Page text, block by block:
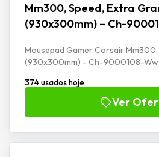
Mm300, Speed, Extra
(930x300mm) – Ch-
Mousepad Gamer Corsair
(930x300mm) - Ch-9000108-Ww
374 usados hoje
Ver